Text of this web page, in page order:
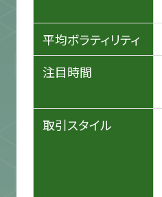
平均ボラティリティ
注目時間
取引スタイル